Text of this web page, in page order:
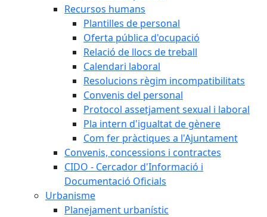
Recursos humans
Plantilles de personal
Oferta pública d'ocupació
Relació de llocs de treball
Calendari laboral
Resolucions règim incompatibilitats
Convenis del personal
Protocol assetjament sexual i laboral
Pla intern d'igualtat de gènere
Com fer pràctiques a l'Ajuntament
Convenis, concessions i contractes
CIDO - Cercador d'Informació i
Documentació Oficials
Urbanisme
Planejament urbanístic